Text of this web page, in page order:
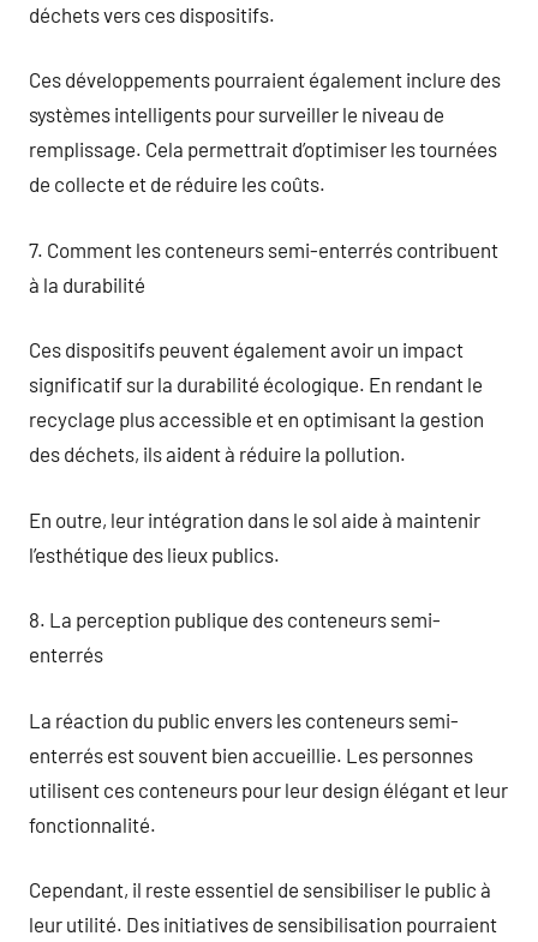
déchets vers ces dispositifs.
Ces développements pourraient également inclure des
systèmes intelligents pour surveiller le niveau de
remplissage. Cela permettrait d’optimiser les tournées
de collecte et de réduire les coûts.
7. Comment les conteneurs semi-enterrés contribuent
à la durabilité
Ces dispositifs peuvent également avoir un impact
significatif sur la durabilité écologique. En rendant le
recyclage plus accessible et en optimisant la gestion
des déchets, ils aident à réduire la pollution.
En outre, leur intégration dans le sol aide à maintenir
l’esthétique des lieux publics.
8. La perception publique des conteneurs semi-
enterrés
La réaction du public envers les conteneurs semi-
enterrés est souvent bien accueillie. Les personnes
utilisent ces conteneurs pour leur design élégant et leur
fonctionnalité.
Cependant, il reste essentiel de sensibiliser le public à
leur utilité. Des initiatives de sensibilisation pourraient